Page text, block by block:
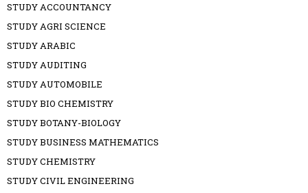
STUDY ACCOUNTANCY
STUDY AGRI SCIENCE
STUDY ARABIC
STUDY AUDITING
STUDY AUTOMOBILE
STUDY BIO CHEMISTRY
STUDY BOTANY-BIOLOGY
STUDY BUSINESS MATHEMATICS
STUDY CHEMISTRY
STUDY CIVIL ENGINEERING